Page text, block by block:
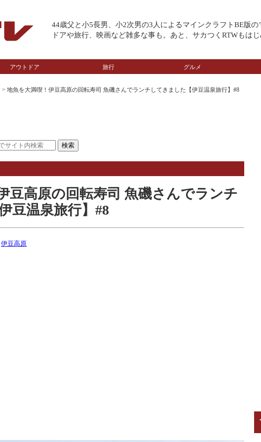
44歳父と小5長男、小2次男の3人によるマインクラフトBE版
ドアや旅行、映画など雑多な事も。あと、サカつくRTWもはじ
アウトドア 旅行 グルメ
地魚を大満喫！伊豆高原の回転寿司 魚磯さんでランチしてきました【伊豆温泉旅行】#8
豆高原の回転寿司 魚磯さんでランチ
豆温泉旅行】#8
伊豆高原